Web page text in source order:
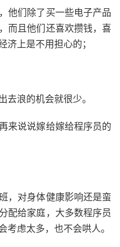
他们除了买一些电子产品
而且他们还喜欢攒钱，喜
济上是不用担心的；
去浪的机会就很少。
来说说嫁给嫁给程序员的
，对身体健康影响还是蛮
配给家庭，大多数程序员
虑太多，也不会哄人。